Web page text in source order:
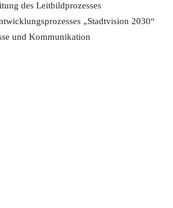
des Leitbildprozesses
„Stadtvision 2030“
und Kommunikation